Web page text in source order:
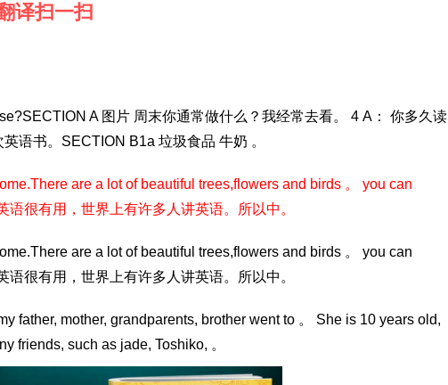
译扫一扫
A 图片 周末你通常做什么？我经常去看。 4 A： 你多久读
语书。SECTION B1a 垃圾食品 牛奶 。
are a lot of beautiful trees,flowers and birds 。 you can
很有用，世界上有许多人讲英语。所以中。
are a lot of beautiful trees,flowers and birds 。 you can
很有用，世界上有许多人讲英语。所以中。
father, mother, grandparents, brother went to 。 She is 10 years old,
friends, such as jade, Toshiko, 。